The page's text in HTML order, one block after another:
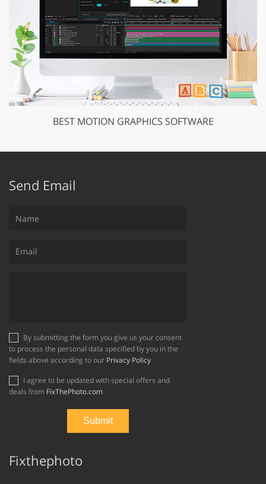
BEST MOTION GRAPHICS SOFTWARE
Send Email
to process the personal data specified by you in the
fields above according to our Privacy Policy
deals from FixThePhoto.com
Fixthephoto